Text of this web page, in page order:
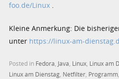
foo.de/Linux .
Kleine Anmerkung: Die
unter https://linux-am-
Posted in Fedora, Java, Linux, Linux am
Linux am Dienstag, Netfilter, Programm